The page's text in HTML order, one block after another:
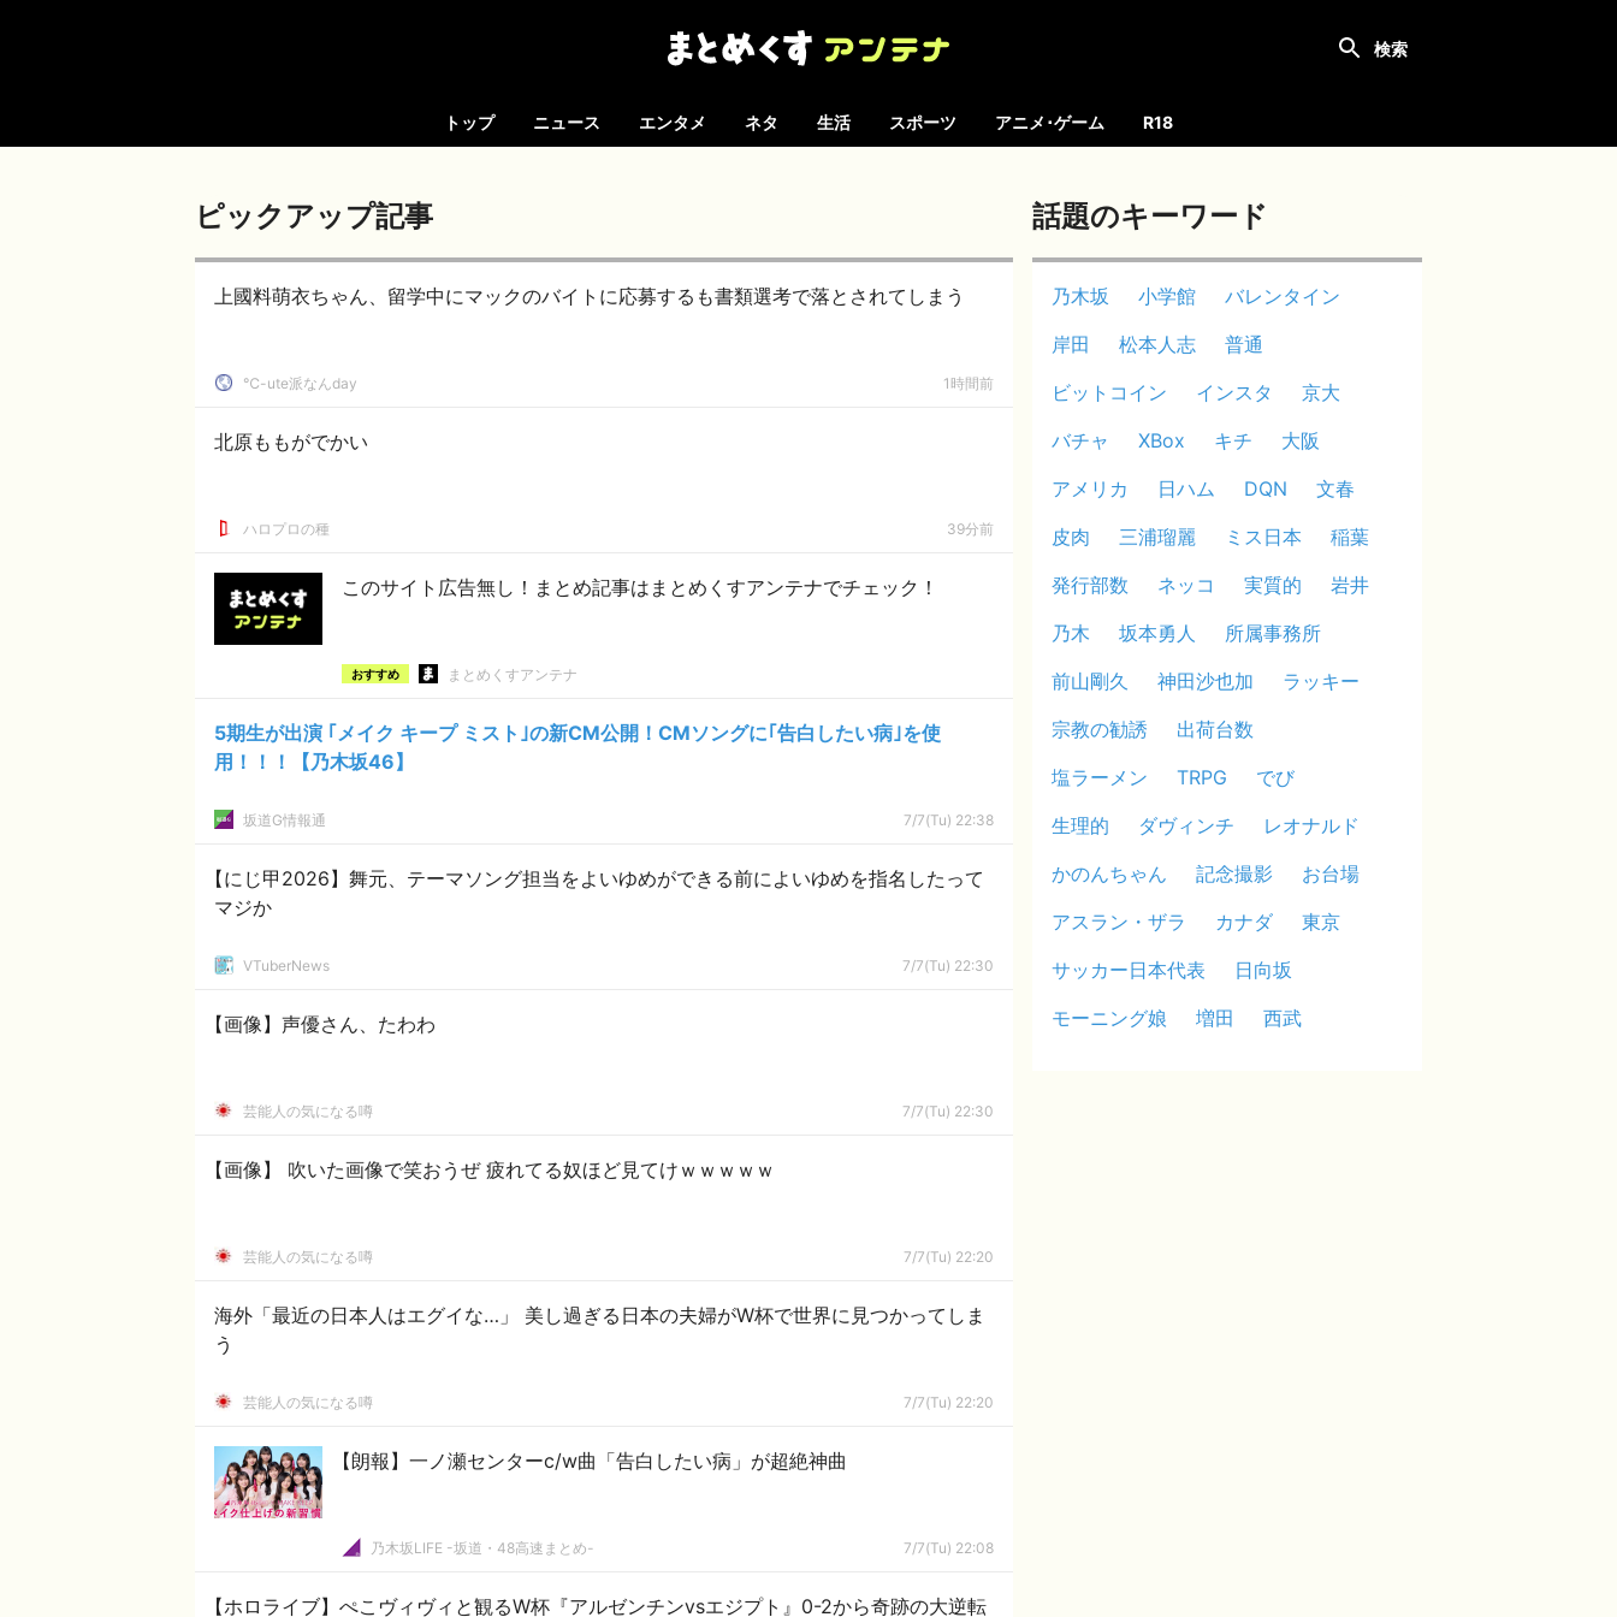
トップ ニュース エンタメ ネタ 生活 スポーツ アニメ･ゲーム R18
ピックアップ記事
上國料萌衣ちゃん、留学中にマックのバイトに応募するも書類選考で落とされてしまう
℃-ute派なんday 1時間前
北原ももがでかい
ハロプロの種 39分前
このサイト広告無し！まとめ記事はまとめくすアンテナでチェック！
おすすめ まとめくすアンテナ
5期生が出演 ｢メイク キープ ミスト｣の新CM公開！CMソングに｢告白したい病｣を使
用！！！【乃木坂46】
坂道G情報通 7/7(Tu) 22:38
【にじ甲2026】舞元、テーマソング担当をよいゆめができる前によいゆめを指名したって
マジか
VTuberNews 7/7(Tu) 22:30
【画像】声優さん、たわわ
芸能人の気になる噂 7/7(Tu) 22:30
【画像】 吹いた画像で笑おうぜ 疲れてる奴ほど見てけｗｗｗｗｗ
芸能人の気になる噂 7/7(Tu) 22:20
海外「最近の日本人はエグイな…」 美し過ぎる日本の夫婦がW杯で世界に見つかってしま
う
芸能人の気になる噂 7/7(Tu) 22:20
【朗報】一ノ瀬センターc/w曲「告白したい病」が超絶神曲
乃木坂LIFE -坂道・48高速まとめ- 7/7(Tu) 22:08
【ホロライブ】ぺこヴィヴィと観るW杯『アルゼンチンvsエジプト』0-2から奇跡の大逆転
話題のキーワード
乃木坂 小学館
バレンタイン
岸田
松本人志
普通
ビットコイン
インスタ
京大
バチャ
XBox キチ
大阪
アメリカ
日ハム DQN
文春
皮肉
三浦瑠麗 ミス日本
稲葉
発行部数
ネッコ 実質的
岩井
乃木
坂本勇人
所属事務所
前山剛久
神田沙也加
ラッキー
宗教の勧誘
出荷台数
塩ラーメン
TRPG
でび
生理的
ダヴィンチ
レオナルド
かのんちゃん
記念撮影
お台場
アスラン・ザラ
カナダ
東京
サッカー日本代表
日向坂
モーニング娘
増田 西武